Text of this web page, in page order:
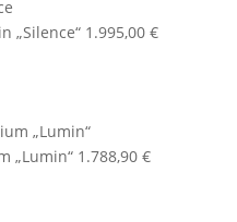
„Silence“ 1.995,00 €
„Lumin“ 1.788,90 €